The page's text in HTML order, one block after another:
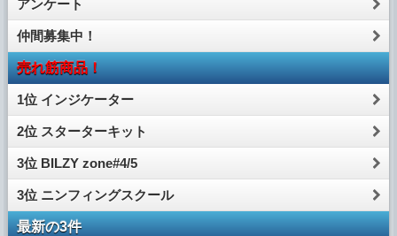
アンケート
仲間募集中！
売れ筋商品！
1位 インジケーター
2位 スターターキット
3位 BILZY zone#4/5
3位 ニンフィングスクール
最新の3件